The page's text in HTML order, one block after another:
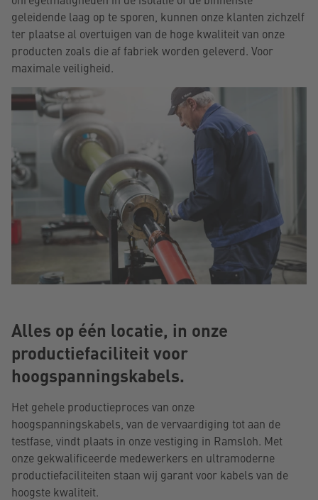
geleidende laag op te sporen, kunnen onze klanten zichzelf
ter plaatse al overtuigen van de hoge kwaliteit van onze
producten zoals die af fabriek worden geleverd. Voor
maximale veiligheid.
Alles op één locatie, in onze
productiefaciliteit voor
hoogspanningskabels.
Het gehele productieproces van onze
hoogspanningskabels, van de vervaardiging tot aan de
testfase, vindt plaats in onze vestiging in Ramsloh. Met
onze gekwalificeerde medewerkers en ultramoderne
productiefaciliteiten staan wij garant voor kabels van de
hoogste kwaliteit.